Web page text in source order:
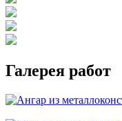
Галерея работ